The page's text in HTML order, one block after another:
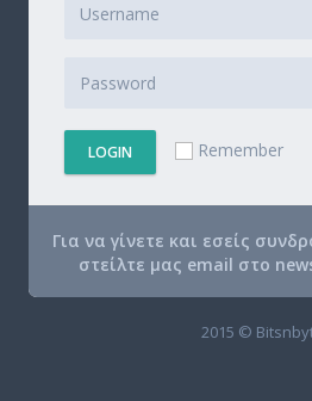
LOGIN Remember
Για να γίνετε και εσείς
στείλτε μας email στο
2015 ©